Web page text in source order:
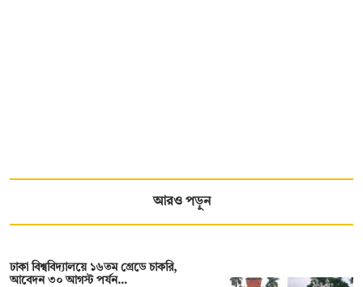
আরও পড়ুন
ঢাকা বিশ্ববিদ্যালয়ে ১৬তম গ্রেডে চাকরি,
আবেদন ৩০ আগস্ট পর্যন…